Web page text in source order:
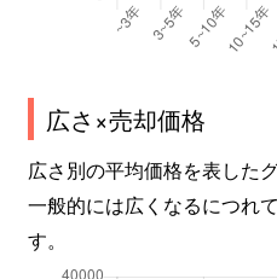
広さ×売却価格
広さ別の平均価格を表した
一般的には広くなるにつれ
す。